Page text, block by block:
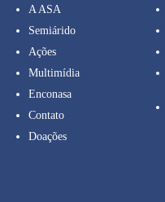
A ASA
Semiárido
Ações
Multimídia
Enconasa
Contato
Doações